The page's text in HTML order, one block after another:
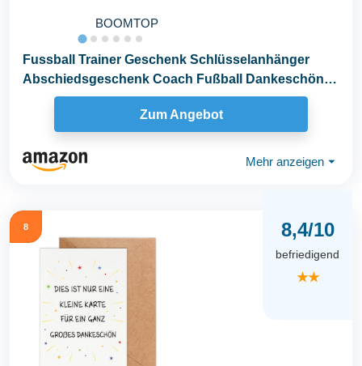
BOOMTOP
Fussball Trainer Geschenk Schlüsselanhänger
Abschiedsgeschenk Coach Fußball Dankeschön
Geschenke...
Zum Angebot
Mehr anzeigen ⏷
8 8,4/10
befriedigend
★★